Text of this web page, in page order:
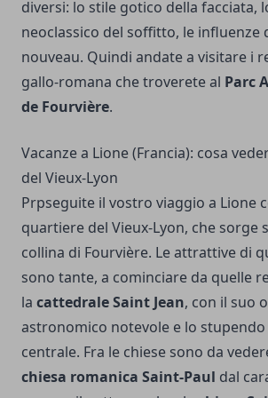
diversi: lo stile gotico della facciata,
neoclassico del soffitto, le influenze
nouveau. Quindi andate a visitare i
gallo-romana che troverete al Parc
de Fourvière.
Vacanze a Lione (Francia): cosa
del Vieux-Lyon
Prpseguite il vostro viaggio a Lione
quartiere del Vieux-Lyon, che sorge
collina di Fourvière. Le attrattive di
sono tante, a cominciare da quelle
la cattedrale Saint Jean, con il suo
astronomico notevole e lo
centrale. Fra le chiese sono da
chiesa romanica Saint-Paul dal